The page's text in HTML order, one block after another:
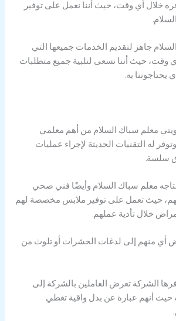
خلال أي وقت، حيث أننا نعمل على توفير
ساعه السلام جاهز لتقديم الخدمات جميعها التي
وقت، حيث أننا نسعى لتلبية جميع متطلبات
يحتاجوننا به.
معلم سباك السلام من أهم معلمي
له التقنيات الحديثة لإجراء عمليات
سلسة.
معلم سباك السلام وأيضًا فني صحي
حيث تعمل على توفير ملابس مخصصة لهم
خلال تأدية عملهم.
أي منهم إلى لدغات الحشرات أو تلوث من
الشركة تعرض العاملين بالشركة إلى
حيث أنهم عبارة عن بدل واقية تغطي